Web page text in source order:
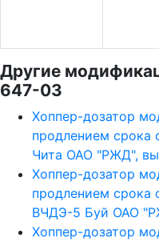
Другие
647-03
Хоппер-дозатор
продлением
Чита ОАО "РЖД",
Хоппер-дозатор
продлением
ВЧДЭ-5 Буй ОАО
Хоппер-дозатор